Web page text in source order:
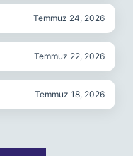
Temmuz 24, 2026
Temmuz 22, 2026
Temmuz 18, 2026